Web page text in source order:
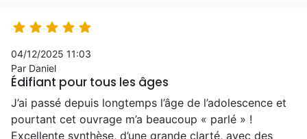
    
04/12/2025 11:03
Par Daniel
Édifiant pour tous les âges
J’ai passé depuis longtemps l’âge de l’adolescence et
pourtant cet ouvrage m’a beaucoup « parlé » !
Excellente synthèse, d’une grande clarté, avec des